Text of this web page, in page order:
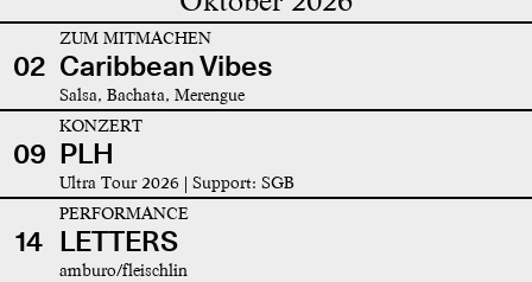
02
ZUM MITMACHEN
Caribbean Vibes
Salsa, Bachata, Merengue
09
KONZERT
PLH
Ultra Tour 2026 | Support: SGB
14
PERFORMANCE
LETTERS
amburo/fleischlin